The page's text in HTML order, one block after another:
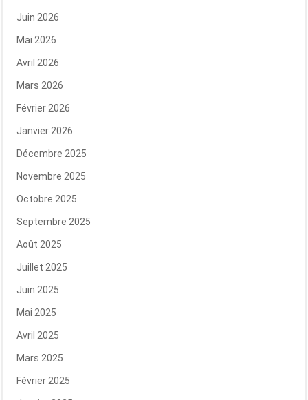
Juin 2026
Mai 2026
Avril 2026
Mars 2026
Février 2026
Janvier 2026
Décembre 2025
Novembre 2025
Octobre 2025
Septembre 2025
Août 2025
Juillet 2025
Juin 2025
Mai 2025
Avril 2025
Mars 2025
Février 2025